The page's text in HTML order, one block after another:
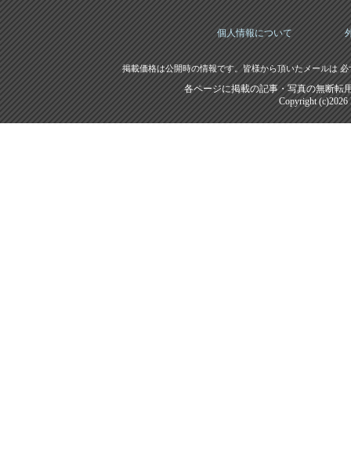
個人情報について
掲載価格は公開時の情報です。皆様から頂いたメールは
各ページに掲載の記事・写真の無断転
Copyright